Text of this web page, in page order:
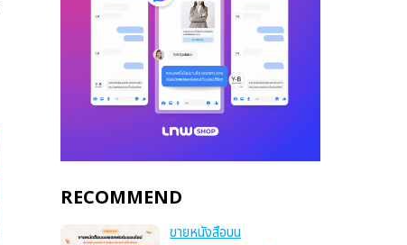
RECOMMEND
ขายหนังสือบน